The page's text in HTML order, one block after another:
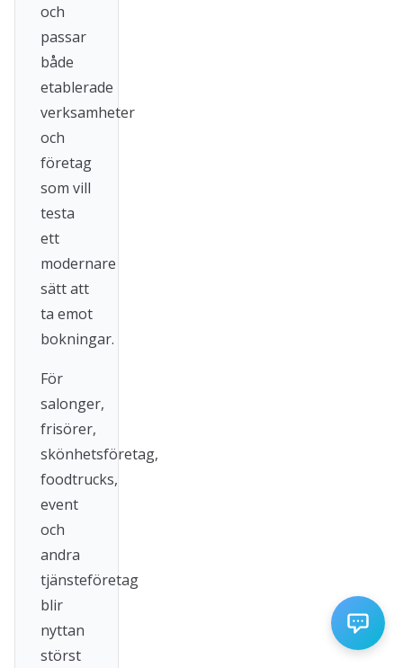
och
passar
både
etablerade
verksamheter
och
företag
som vill
testa
ett
modernare
sätt att
ta emot
bokningar.
För
salonger,
frisörer,
skönhetsföretag,
foodtrucks,
event
och
andra
tjänsteföretag
blir
nyttan
störst